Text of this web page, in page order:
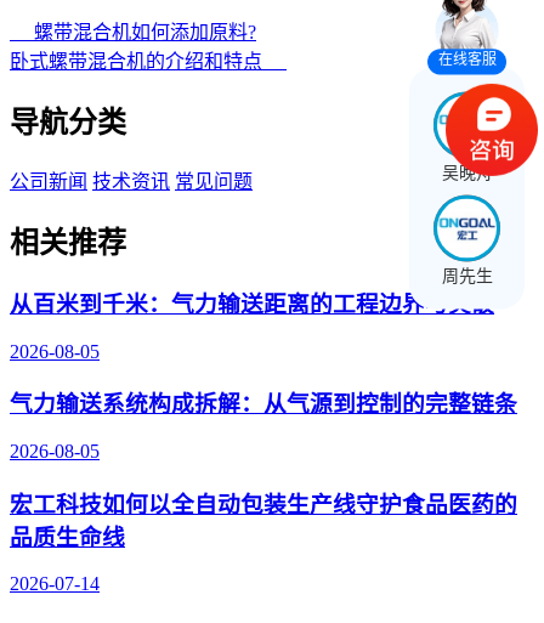
螺带混合机如何添加原料?
卧式螺带混合机的介绍和特点
导航分类
公司新闻 技术资讯 常见问题
相关推荐
从百米到千米：气力输送距离的工程边界与突破
2026-08-05
气力输送系统构成拆解：从气源到控制的完整链条
2026-08-05
宏工科技如何以全自动包装生产线守护食品医药的
品质生命线
2026-07-14
在线客服
吴晚舟
周先生